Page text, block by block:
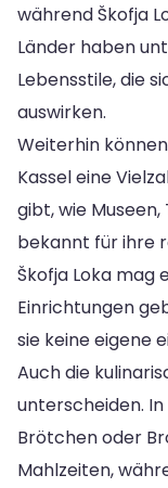
während Škofja
Länder haben
Lebensstile, die
auswirken.
Weiterhin
Kassel eine
gibt, wie
bekannt für ihre
Škofja Loka mag
Einrichtungen
sie keine eigene
Auch die
unterscheiden.
Brötchen oder
Mahlzeiten,